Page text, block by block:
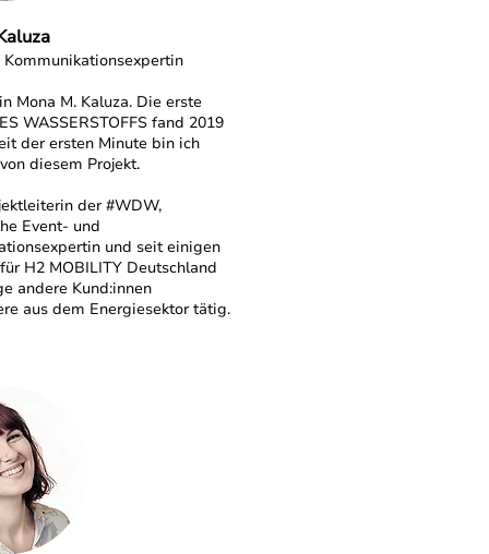
Kommunikationsexpertin
Mona M. Kaluza. Die erste
WASSERSTOFFS fand 2019
der ersten Minute bin ich
diesem Projekt.
der #WDW,
Event- und
und seit einigen
H2 MOBILITY Deutschland
andere Kund:innen
aus dem Energiesektor tätig.